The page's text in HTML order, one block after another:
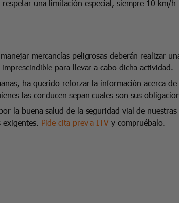
una limitación especial, siempre 10 km/
mercancías peligrosas deberán realizar
para llevar a cabo dicha actividad.
ha querido reforzar la información acerca de
las conducen sepan cuales son sus
la buena salud de la seguridad vial de
exigentes. Pide cita previa ITV y compruébalo.